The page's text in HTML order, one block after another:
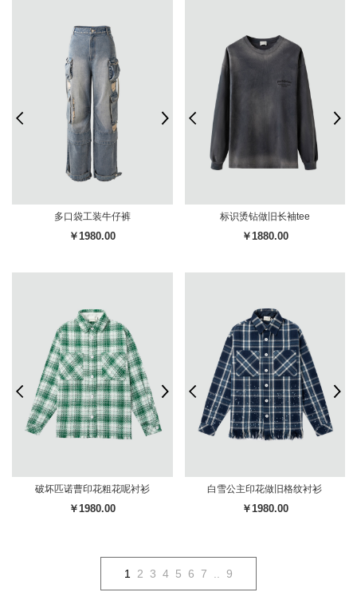
多口袋工装牛仔裤
￥1980.00
标识烫钻做旧长袖tee
￥1880.00
破坏匹诺曹印花粗花呢衬衫
￥1980.00
白雪公主印花做旧格纹衬衫
￥1980.00
1 2 3 4 5 6 7 .. 9